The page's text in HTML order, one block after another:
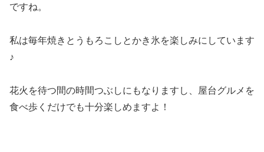
ですね。
私は毎年焼きとうもろこしとかき氷を楽しみにしています
♪
花火を待つ間の時間つぶしにもなりますし、屋台グルメを
食べ歩くだけでも十分楽しめますよ！